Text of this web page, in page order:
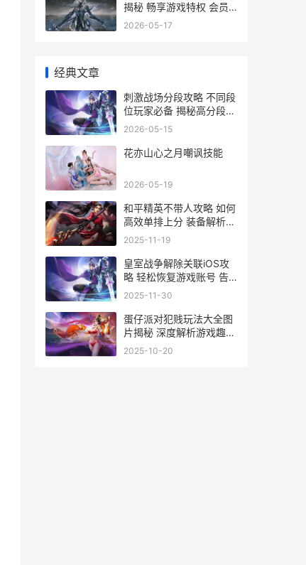
揭秘 畅享游戏特权 会员
价格解析
2026-05-17
经典文章
刺激战场分段攻略 不同段
位玩家必备 揭秘高分段位
技巧与装备选择
2026-05-15
花亦山心之月嘲讽技能
2026-05-19
和平精英不带人攻略 如何
高效单排上分 装备解析与
技巧分享
2025-11-19
皇室战争解除关联iOS攻
略 轻松恢复游戏账号 告
别账号绑定烦恼
2025-11-30
蛋仔派对犯贱玩法大全图
片揭秘 深度解析游戏趣味
玩法攻略
2025-10-20